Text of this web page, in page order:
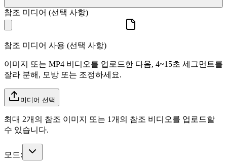
참조 미디어 (선택 사항)
참조 미디어 사용 (선택 사항)
이미지 또는 MP4 비디오를 업로드한 다음, 4~15초 세그먼트를
잘라 분해, 모방 또는 조정하세요.
미디어 선택
최대 2개의 참조 이미지 또는 1개의 참조 비디오를 업로드할
수 있습니다.
모드: